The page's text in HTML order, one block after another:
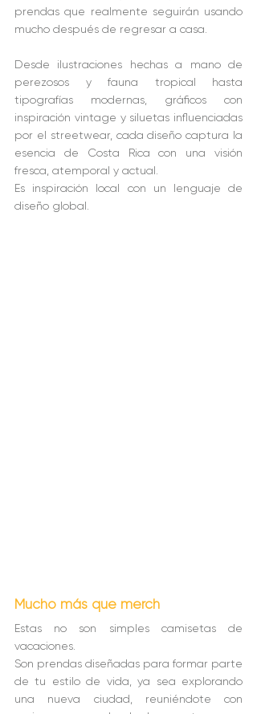
prendas que realmente seguirán usando
mucho después de regresar a casa.
Desde ilustraciones hechas a mano de
perezosos y fauna tropical hasta
tipografías modernas, gráficos con
inspiración vintage y siluetas influenciadas
por el streetwear, cada diseño captura la
esencia de Costa Rica con una visión
fresca, atemporal y actual.
Es inspiración local con un lenguaje de
diseño global.
Mucho más que merch
Estas no son simples camisetas de
vacaciones.
Son prendas diseñadas para formar parte
de tu estilo de vida, ya sea explorando
una nueva ciudad, reuniéndote con